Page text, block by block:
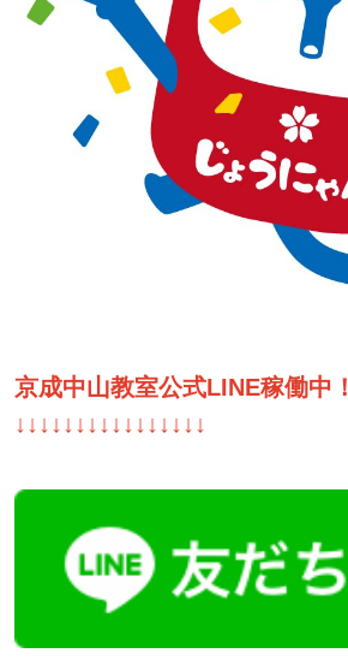
京成中山教室公式LINE稼働中！
↓↓↓↓↓↓↓↓↓↓↓↓↓↓↓↓